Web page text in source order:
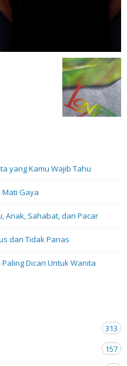
yang Kamu Wajib Tahu
Mati Gaya
Anak, Sahabat, dan Pacar
dan Tidak Panas
Dicari Untuk Wanita
313
157